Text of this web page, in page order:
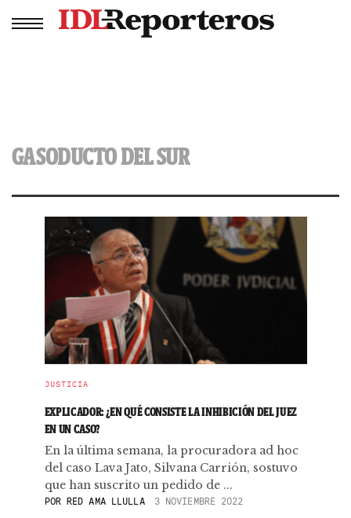
GASODUCTO DEL SUR
JUSTICIA
EXPLICADOR: ¿EN QUÉ CONSISTE LA INHIBICIÓN DEL JUEZ
EN UN CASO?
En la última semana, la procuradora ad hoc
del caso Lava Jato, Silvana Carrión, sostuvo
que han suscrito un pedido de ...
PORRED AMA LLULLA 3 NOVIEMBRE 2022